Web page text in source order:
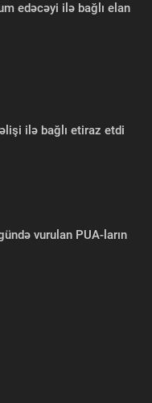
edəcəyi ilə bağlı elan
ilə bağlı etiraz etdi
vurulan PUA-ların